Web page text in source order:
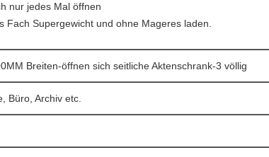
nur jedes Mal öffnen
Fach Supergewicht und ohne Mageres laden.
Breiten-öffnen sich seitliche Aktenschrank-3 völlig
Büro, Archiv etc.